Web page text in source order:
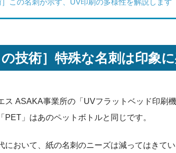
］この名刺が示す、UV印刷の多様性を解説します
の技術］特殊な名刺は印象
ス ASAKA事業所の「UVフラットベッド印刷
PET」はあのペットボトルと同じです。
において、紙の名刺のニーズは減ってはきて